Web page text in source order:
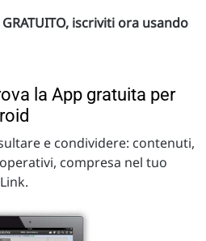
iscriviti ora usando
la App gratuita per
e condividere: contenuti,
compresa nel tuo